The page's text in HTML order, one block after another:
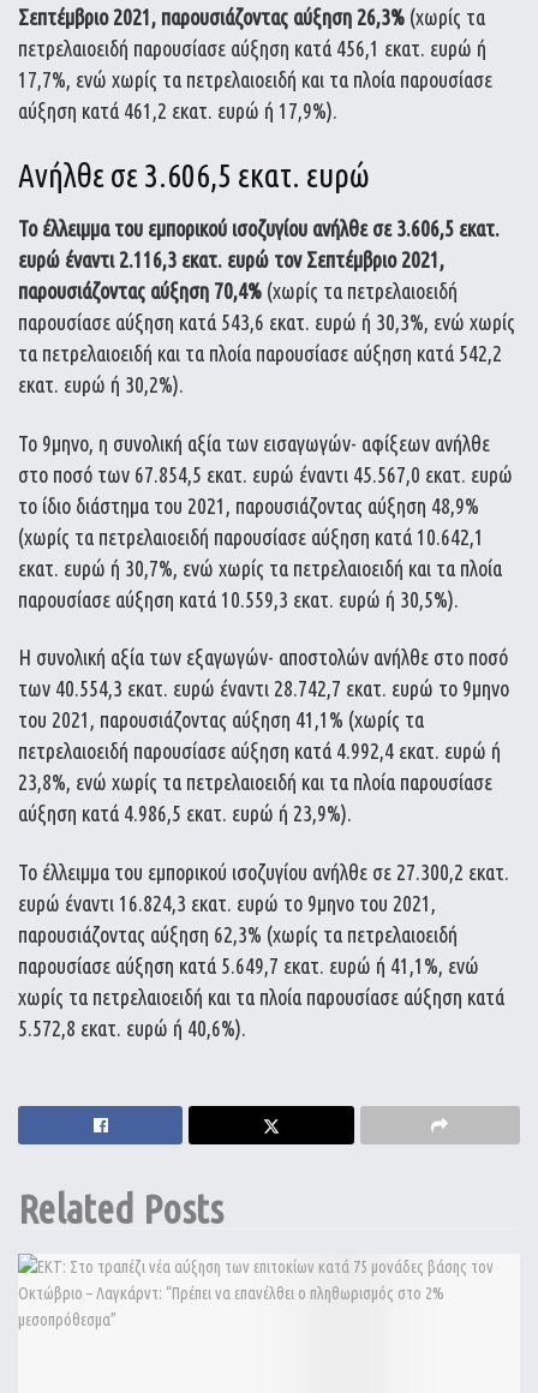
Σεπτέμβριο 2021, παρουσιάζοντας αύξηση 26,3% (χωρίς τα
πετρελαιοειδή παρουσίασε αύξηση κατά 456,1 εκατ. ευρώ ή
17,7%, ενώ χωρίς τα πετρελαιοειδή και τα πλοία παρουσίασε
αύξηση κατά 461,2 εκατ. ευρώ ή 17,9%).
Ανήλθε σε 3.606,5 εκατ. ευρώ
Το έλλειμμα του εμπορικού ισοζυγίου ανήλθε σε 3.606,5 εκατ.
ευρώ έναντι 2.116,3 εκατ. ευρώ τον Σεπτέμβριο 2021,
παρουσιάζοντας αύξηση 70,4% (χωρίς τα πετρελαιοειδή
παρουσίασε αύξηση κατά 543,6 εκατ. ευρώ ή 30,3%, ενώ χωρίς
τα πετρελαιοειδή και τα πλοία παρουσίασε αύξηση κατά 542,2
εκατ. ευρώ ή 30,2%).
Το 9μηνο, η συνολική αξία των εισαγωγών- αφίξεων ανήλθε
στο ποσό των 67.854,5 εκατ. ευρώ έναντι 45.567,0 εκατ. ευρώ
το ίδιο διάστημα του 2021, παρουσιάζοντας αύξηση 48,9%
(χωρίς τα πετρελαιοειδή παρουσίασε αύξηση κατά 10.642,1
εκατ. ευρώ ή 30,7%, ενώ χωρίς τα πετρελαιοειδή και τα πλοία
παρουσίασε αύξηση κατά 10.559,3 εκατ. ευρώ ή 30,5%).
Η συνολική αξία των εξαγωγών- αποστολών ανήλθε στο ποσό
των 40.554,3 εκατ. ευρώ έναντι 28.742,7 εκατ. ευρώ το 9μηνο
του 2021, παρουσιάζοντας αύξηση 41,1% (χωρίς τα
πετρελαιοειδή παρουσίασε αύξηση κατά 4.992,4 εκατ. ευρώ ή
23,8%, ενώ χωρίς τα πετρελαιοειδή και τα πλοία παρουσίασε
αύξηση κατά 4.986,5 εκατ. ευρώ ή 23,9%).
Το έλλειμμα του εμπορικού ισοζυγίου ανήλθε σε 27.300,2 εκατ.
ευρώ έναντι 16.824,3 εκατ. ευρώ το 9μηνο του 2021,
παρουσιάζοντας αύξηση 62,3% (χωρίς τα πετρελαιοειδή
παρουσίασε αύξηση κατά 5.649,7 εκατ. ευρώ ή 41,1%, ενώ
χωρίς τα πετρελαιοειδή και τα πλοία παρουσίασε αύξηση κατά
5.572,8 εκατ. ευρώ ή 40,6%).
Related Posts